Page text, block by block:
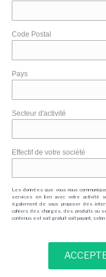
Code Postal
Pays
Secteur d'activité
Effectif de votre société
Les données que vous nous
services en lien avec votre activité
également de vous proposer des
cahiers des charges, des produits ou
contenus est soit gratuit soit payant,